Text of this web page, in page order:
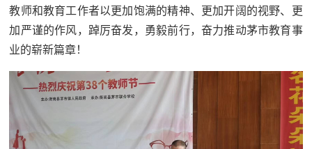
教师和教育工作者以更加饱满的精神、更加开阔的视野、更
加严谨的作风，踔厉奋发，勇毅前行，奋力推动茅市教育事
业的崭新篇章！